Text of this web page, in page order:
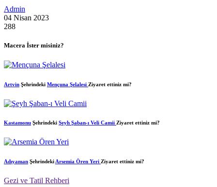
Admin
04 Nisan 2023
288
Macera İster misiniz?
Artvin Şehrindeki Mençuna Şelalesi Ziyaret ettiniz mi?
Kastamonu Şehrindeki Şeyh Şaban-ı Veli Camii Ziyaret ettiniz mi?
Adıyaman ŞehrindekiArsemia Ören Yeri Ziyaret ettiniz mi?
Gezi ve Tatil Rehberi